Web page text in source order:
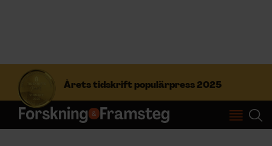
Årets tidskrift populärpress 2025
S
f
t
Prenumerera